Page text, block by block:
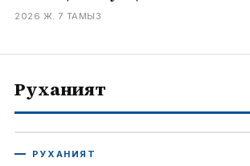
2026 Ж. 7 ТАМЫЗ
Руханият
РУХАНИЯТ